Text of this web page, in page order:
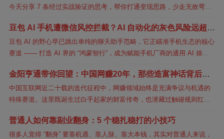
今天分享 7 条经过实战验证的思考，帮你打通变现思路，少走无效弯
价值互换，...
豆包 AI 手机遭微信风控拦截？AI 自动化的灰色风险远超想
象
豆包 AI 的野心早已跳出单纯的聊天助手范畴，它正瞄准手机生态的核心
赛道 —— 打造 AI 界的 “鸿蒙智行”，成为赋能手机厂商的通用 AI 操作
金阳亨通带你回望：中国网赚20年，那些造富神话背后的
浪潮与沉淀
中国互联网近二十载的迭代征程中，网赚领域始终是充满争议与机遇的
特殊赛道。这里既诞生过白手起家的财富传奇，也潜藏过触碰规则红线
行业经验，为你...
普通人如何靠副业翻身：5 个稳扎稳打的小技巧
很多人觉得 “翻身” 要靠机遇、靠人脉、靠大本钱，其实对普通人来说，